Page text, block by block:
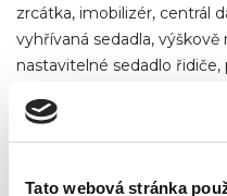
Tato webová stránka
zrcátka, imobilizér, centrál
vyhřívaná sedadla,
nastavitelné sedadlo
teploměr, vyhřívaná
zadní sedadla, zadní